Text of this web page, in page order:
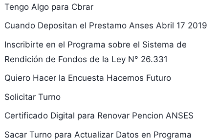
Tengo Algo para Cbrar
Cuando Depositan el Prestamo Anses Abril 17 2019
Inscribirte en el Programa sobre el Sistema de
Rendición de Fondos de la Ley N° 26.331
Quiero Hacer la Encuesta Hacemos Futuro
Solicitar Turno
Certificado Digital para Renovar Pencion ANSES
Sacar Turno para Actualizar Datos en Programa